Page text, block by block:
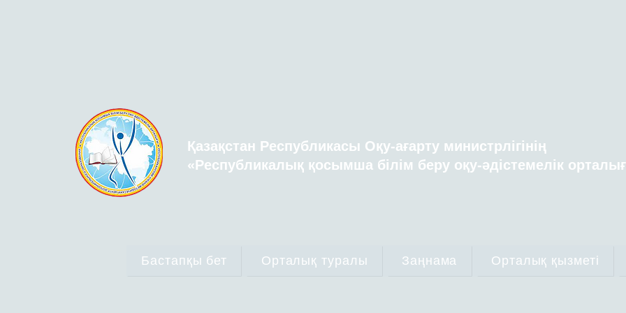
Қазақстан Республикасы Оқу-ағарту министрлігінің
«Республикалық қосымша білім беру оқу-әдістемелік
Бастапқы бет Орталық туралы Заңнама Орталық қызметі